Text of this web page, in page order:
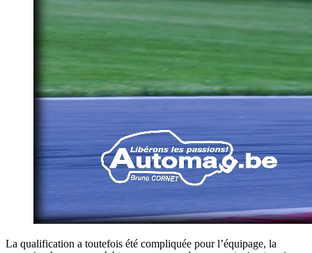
La qualification a toutefois été compliquée pour l’équipage, la